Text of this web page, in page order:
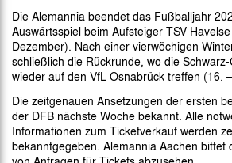
Die Alemannia beendet das Fußballjahr
Auswärtsspiel beim Aufsteiger TSV
Dezember). Nach einer vierwöchigen
schließlich die Rückrunde, wo die
wieder auf den VfL Osnabrück treffen (16.
Die zeitgenauen Ansetzungen der ersten
der DFB nächste Woche bekannt. Alle
Informationen zum Ticketverkauf werden
bekanntgegeben. Alemannia Aachen bittet